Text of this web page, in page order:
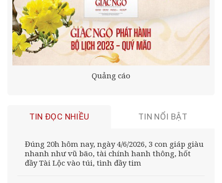
Quảng cáo
TIN ĐỌC NHIỀU TIN NỔI BẬT
Đúng 20h hôm nay, ngày 4/6/2026, 3 con giáp giàu
nhanh như vũ bão, tài chính hanh thông, hốt
đầy Tài Lộc vào túi, tình đầy tim